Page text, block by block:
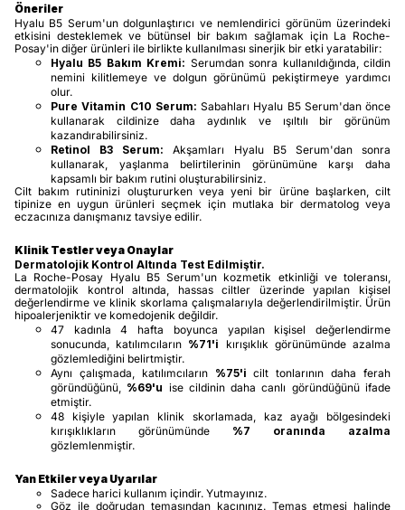
Öneriler
Hyalu B5 Serum'un dolgunlaştırıcı ve nemlendirici görünüm üzerindeki
etkisini desteklemek ve bütünsel bir bakım sağlamak için La Roche-
Posay'in diğer ürünleri ile birlikte kullanılması sinerjik bir etki yaratabilir:
Hyalu B5 Bakım Kremi: Serumdan sonra kullanıldığında, cildin
nemini kilitlemeye ve dolgun görünümü pekiştirmeye yardımcı
olur.
Pure Vitamin C10 Serum: Sabahları Hyalu B5 Serum'dan önce
kullanarak cildinize daha aydınlık ve ışıltılı bir görünüm
kazandırabilirsiniz.
Retinol B3 Serum: Akşamları Hyalu B5 Serum'dan sonra
kullanarak, yaşlanma belirtilerinin görünümüne karşı daha
kapsamlı bir bakım rutini oluşturabilirsiniz.
Cilt bakım rutininizi oluştururken veya yeni bir ürüne başlarken, cilt
tipinize en uygun ürünleri seçmek için mutlaka bir dermatolog veya
eczacınıza danışmanız tavsiye edilir.
Klinik Testler veya Onaylar
Dermatolojik Kontrol Altında Test Edilmiştir.
La Roche-Posay Hyalu B5 Serum'un kozmetik etkinliği ve toleransı,
dermatolojik kontrol altında, hassas ciltler üzerinde yapılan kişisel
değerlendirme ve klinik skorlama çalışmalarıyla değerlendirilmiştir. Ürün
hipoalerjeniktir ve komedojenik değildir.
47 kadınla 4 hafta boyunca yapılan kişisel değerlendirme
sonucunda, katılımcıların %71'i kırışıklık görünümünde azalma
gözlemlediğini belirtmiştir.
Aynı çalışmada, katılımcıların %75'i cilt tonlarının daha ferah
göründüğünü, %69'u ise cildinin daha canlı göründüğünü ifade
etmiştir.
48 kişiyle yapılan klinik skorlamada, kaz ayağı bölgesindeki
kırışıklıkların görünümünde %7 oranında azalma
gözlemlenmiştir.
Yan Etkiler veya Uyarılar
Sadece harici kullanım içindir. Yutmayınız.
Göz ile doğrudan temasından kaçınınız. Temas etmesi halinde